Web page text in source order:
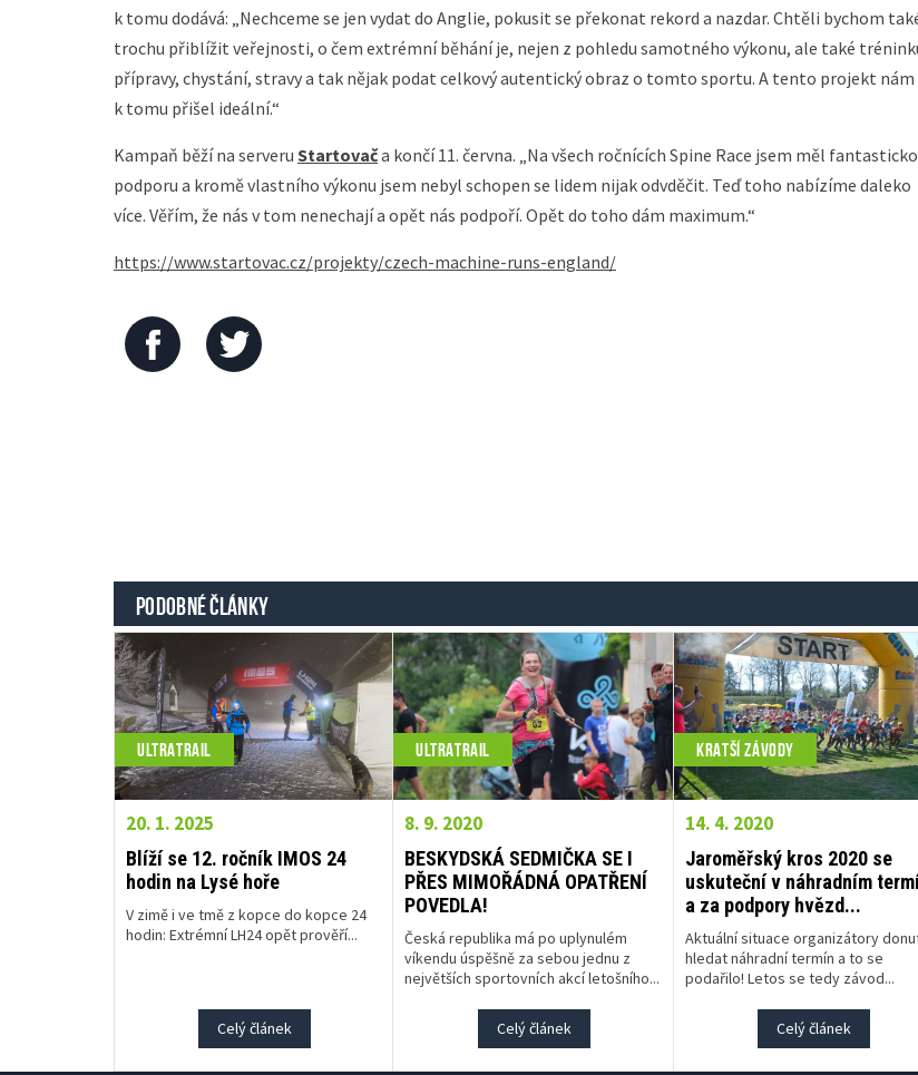
k tomu dodává: „Nechceme se jen vydat do Anglie, pokusit se překonat rekord a nazdar. Chtěli bychom
trochu přiblížit veřejnosti, o čem extrémní běhání je, nejen z pohledu samotného výkonu, ale také
přípravy, chystání, stravy a tak nějak podat celkový autentický obraz o tomto sportu. A tento projekt nám
k tomu přišel ideální.“
Kampaň běží na serveru Startovača končí 11. června. „Na všech ročnících Spine Race jsem měl
podporu a kromě vlastního výkonu jsem nebyl schopen se lidem nijak odvděčit. Teď toho nabízíme daleko
více. Věřím, že nás v tom nenechají a opět nás podpoří. Opět do toho dám maximum.“
https://www.startovac.cz/projekty/czech-machine-runs-england/
PODOBNÉ ČLÁNKY
ULTRATRAIL
20. 1. 2025
Blíží se 12. ročník IMOS 24
hodin na Lysé hoře
V zimě i ve tmě z kopce do kopce 24
hodin: Extrémní LH24 opět prověří...
Celý článek
ULTRATRAIL
8. 9. 2020
BESKYDSKÁ SEDMIČKA SE I
PŘES MIMOŘÁDNÁ OPATŘENÍ
POVEDLA!
Česká republika má po uplynulém
víkendu úspěšně za sebou jednu z
největších sportovních akcí letošního...
Celý článek
KRATŠÍ ZÁVODY
14. 4. 2020
Jaroměřský kros 2020 se
uskuteční v náhradním
a za podpory hvězd...
Aktuální situace organizátory
hledat náhradní termín a to se
podařilo! Letos se tedy závod...
Celý článek